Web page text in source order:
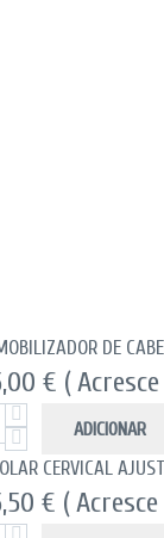
DE
€ (
ADICIONAR
CERVICAL
€ (